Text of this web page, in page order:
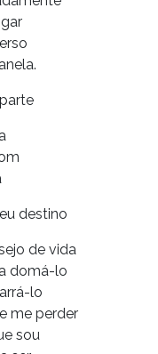
destino
de vida
domá-lo
lo
me perder
sou